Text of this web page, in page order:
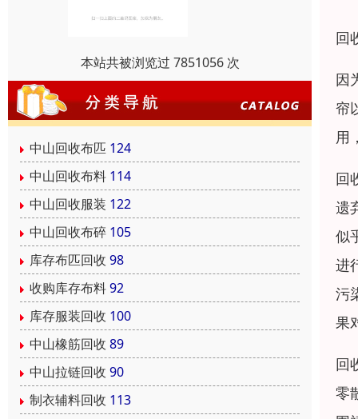
本站共被浏览过 7851056 次
中山回收布匹 124
中山回收布料 114
中山回收服装 122
中山回收布碎 105
库存布匹回收 98
收购库存布料92
库存服装回收 100
中山橡筋回收 89
中山拉链回收 90
制衣辅料回收 113
回
因
帘
用
回
遗
似
进
污
果
回
零